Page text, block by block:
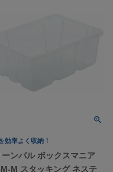
効率よく収納！
ーンパル ボックスマニア
M スタッキング ネステ